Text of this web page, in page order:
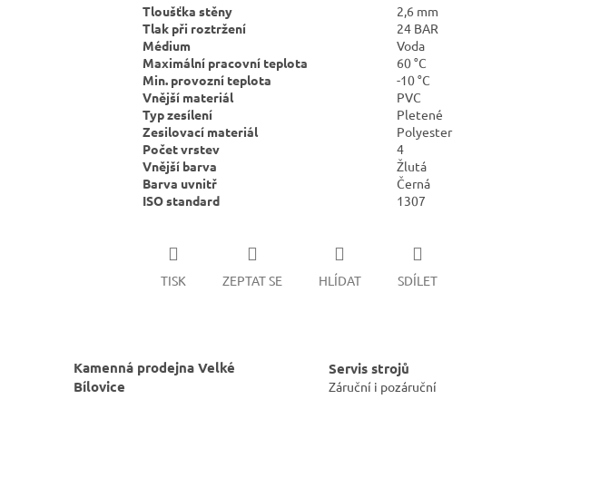
Tloušťka stěny 2,6 mm
Tlak při roztržení
24 BAR
Médium
Voda
Maximální pracovní teplota
60°C
Min. provozní teplota
-10°C
Vnější materiál
PVC
Typ zesílení
Pletené
Zesilovací materiál
Polyester
Počet vrstev
4
Vnější barva
Žlutá
Barva uvnitř
Černá
ISO standard
1307
TISK ZEPTAT SE HLÍDAT SDÍLET
Kamenná prodejna Velké
Bílovice
Servis strojů
Záruční i pozáruční